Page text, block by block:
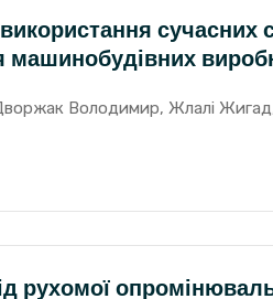
сучасних
машинобудівних
Володимир, Жлалі
рухомої